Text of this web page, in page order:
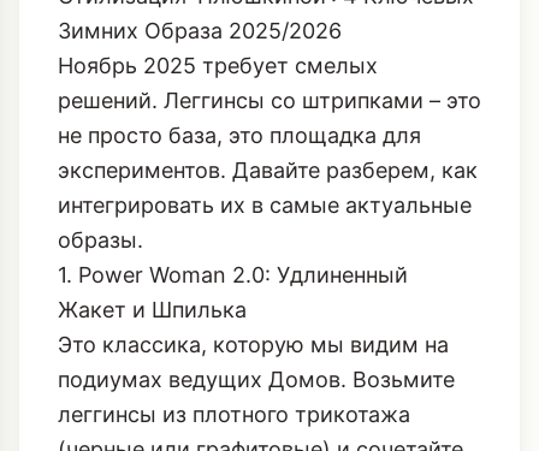
леггинсов.
Стилизация 'Плюшкиной': 4 Ключевых
Зимних Образа 2025/2026
Ноябрь 2025 требует смелых
решений. Леггинсы со штрипками – это
не просто база, это площадка для
экспериментов. Давайте разберем, как
интегрировать их в самые актуальные
образы.
1. Power Woman 2.0: Удлиненный
Жакет и Шпилька
Это классика, которую мы видим на